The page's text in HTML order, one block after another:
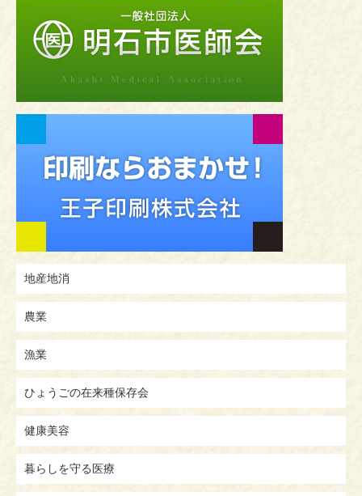
地産地消
農業
漁業
ひょうごの在来種保存会
健康美容
暮らしを守る医療